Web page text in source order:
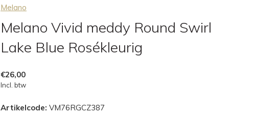
Melano
Melano Vivid meddy Round Swirl
Lake Blue Rosékleurig
€26,00
Incl. btw
Artikelcode: VM76RGCZ387